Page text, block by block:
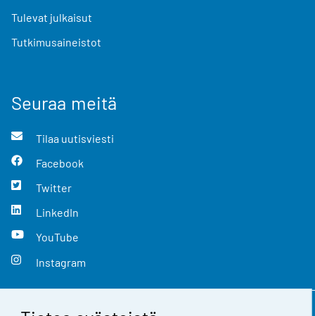
Tulevat julkaisut
Tutkimusaineistot
Seuraa meitä
Tilaa uutisviesti
Facebook
Twitter
LinkedIn
YouTube
Instagram